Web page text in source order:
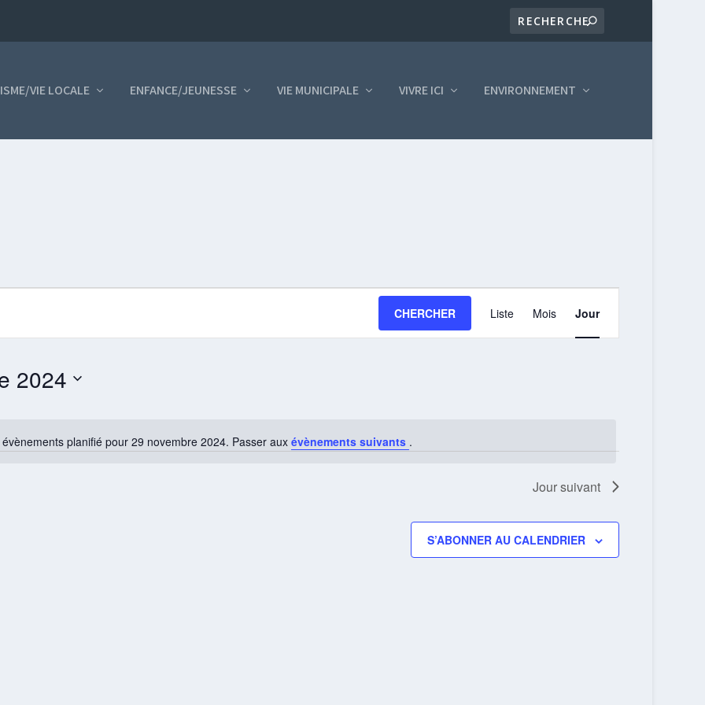
VIE LOCALE ENFANCE/JEUNESSE VIE MUNICIPALE VIVRE ICI ENVIRONNEMENT
Notice
planifié pour 29 novembre 2024. Passer aux évènements suivants .
CHERCHER
DE
VUES
Liste Mois Jour
2024
Jour suivant
S’ABONNER AU CALENDRIER